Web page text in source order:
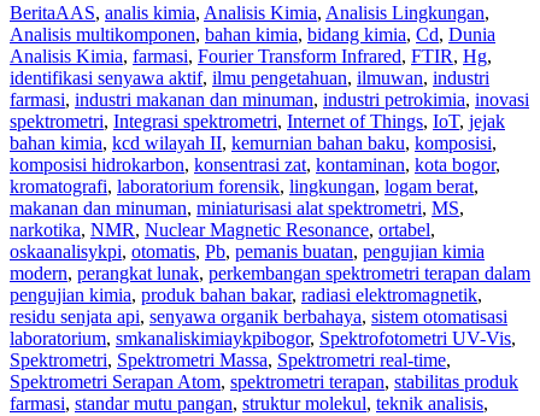
BeritaAAS, analis kimia, Analisis Kimia, Analisis Lingkungan,
Analisis multikomponen, bahan kimia, bidang kimia, Cd, Dunia
Analisis Kimia, farmasi, Fourier Transform Infrared, FTIR, Hg,
identifikasi senyawa aktif, ilmu pengetahuan, ilmuwan, industri
farmasi, industri makanan dan minuman, industri petrokimia, inovasi
spektrometri, Integrasi spektrometri, Internet of Things, IoT, jejak
bahan kimia, kcd wilayah II, kemurnian bahan baku, komposisi,
komposisi hidrokarbon, konsentrasi zat, kontaminan, kota bogor,
kromatografi, laboratorium forensik, lingkungan, logam berat,
makanan dan minuman, miniaturisasi alat spektrometri, MS,
narkotika, NMR, Nuclear Magnetic Resonance, ortabel,
oskaanalisykpi, otomatis, Pb, pemanis buatan, pengujian kimia
modern, perangkat lunak, perkembangan spektrometri terapan dalam
pengujian kimia, produk bahan bakar, radiasi elektromagnetik,
residu senjata api, senyawa organik berbahaya, sistem otomatisasi
laboratorium, smkanaliskimiaykpibogor, Spektrofotometri UV-Vis,
Spektrometri, Spektrometri Massa, Spektrometri real-time,
Spektrometri Serapan Atom, spektrometri terapan, stabilitas produk
farmasi, standar mutu pangan, struktur molekul, teknik analisis,